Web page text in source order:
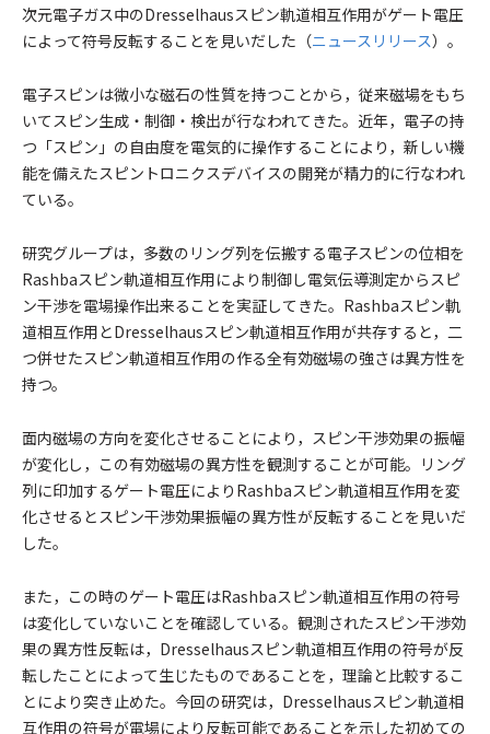
次元電子ガス中のDresselhausスピン軌道相互作用がゲート電圧
によって符号反転することを見いだした（ニュースリリース）。
電子スピンは微小な磁石の性質を持つことから，従来磁場をもち
いてスピン生成・制御・検出が行なわれてきた。近年，電子の持
つ「スピン」の自由度を電気的に操作することにより，新しい機
能を備えたスピントロニクスデバイスの開発が精力的に行なわれ
ている。
研究グループは，多数のリング列を伝搬する電子スピンの位相を
Rashbaスピン軌道相互作用により制御し電気伝導測定からスピ
ン干渉を電場操作出来ることを実証してきた。Rashbaスピン軌
道相互作用とDresselhausスピン軌道相互作用が共存すると，二
つ併せたスピン軌道相互作用の作る全有効磁場の強さは異方性を
持つ。
面内磁場の方向を変化させることにより，スピン干渉効果の振幅
が変化し，この有効磁場の異方性を観測することが可能。リング
列に印加するゲート電圧によりRashbaスピン軌道相互作用を変
化させるとスピン干渉効果振幅の異方性が反転することを見いだ
した。
また，この時のゲート電圧はRashbaスピン軌道相互作用の符号
は変化していないことを確認している。観測されたスピン干渉効
果の異方性反転は，Dresselhausスピン軌道相互作用の符号が反
転したことによって生じたものであることを，理論と比較するこ
とにより突き止めた。今回の研究は，Dresselhausスピン軌道相
互作用の符号が電場により反転可能であることを示した初めての